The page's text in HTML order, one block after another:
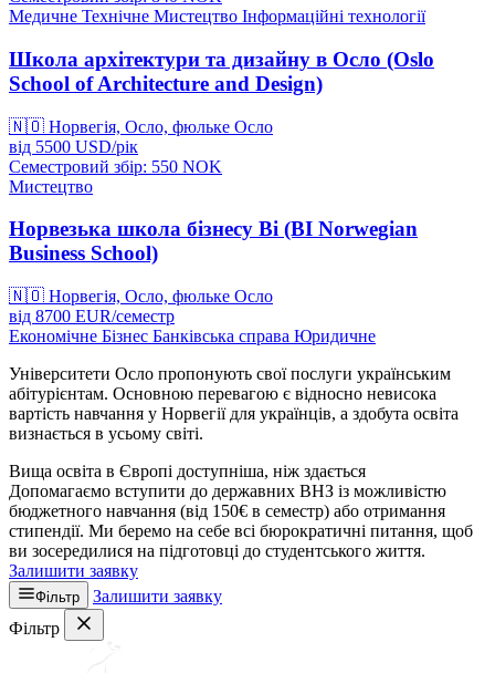
Медичне Технічне Мистецтво Інформаційні технології
Школа архітектури та дизайну в Осло (Oslo
School of Architecture and Design)
🇳🇴 Норвегія, Осло, фюльке Осло
від 5500 USD/рік
Семестровий збір: 550 NOK
Мистецтво
Норвезька школа бізнесу Bi (BI Norwegian
Business School)
🇳🇴 Норвегія, Осло, фюльке Осло
від 8700 EUR/семестр
Економічне Бізнес Банківська справа Юридичне
Університети Осло пропонують свої послуги українським
абітурієнтам. Основною перевагою є відносно невисока
вартість навчання у Норвегії для українців, а здобута освіта
визнається в усьому світі.
Вища освіта в Європі доступніша, ніж здається
Допомагаємо вступити до державних ВНЗ із можливістю
бюджетного навчання (від 150€ в семестр) або отримання
стипендії. Ми беремо на себе всі бюрократичні питання, щоб
ви зосередилися на підготовці до студентського життя.
Залишити заявку
Фільтр
Залишити заявку
Фільтр